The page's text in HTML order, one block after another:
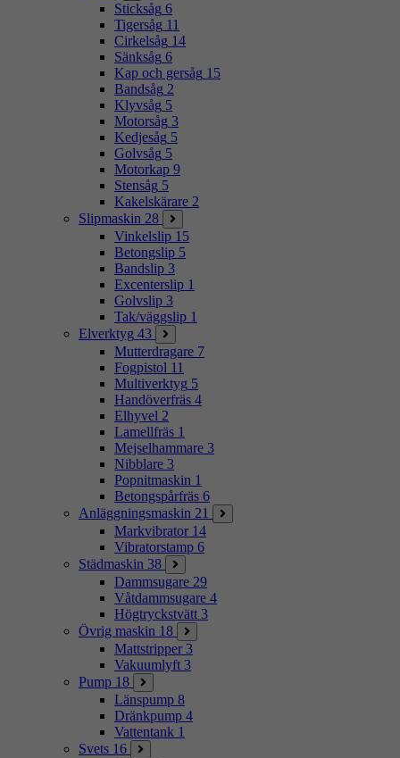
Sticksåg 6
Tigersåg 11
Cirkelsåg 14
Sänksåg 6
Kap och gersåg 15
Bandsåg 2
Klyvsåg 5
Motorsåg 3
Kedjesåg 5
Golvsåg 5
Motorkap 9
Stensåg 5
Kakelskärare 2
Slipmaskin 28
Vinkelslip 15
Betongslip 5
Bandslip 3
Excenterslip 1
Golvslip 3
Tak/väggslip 1
Elverktyg 43
Mutterdragare 7
Fogpistol 11
Multiverktyg 5
Handöverfräs 4
Elhyvel 2
Lamellfräs 1
Mejselhammare 3
Nibblare 3
Popnitmaskin 1
Betongspårfräs 6
Anläggningsmaskin 21
Markvibrator 14
Vibratorstamp 6
Städmaskin 38
Dammsugare 29
Våtdammsugare 4
Högtryckstvätt 3
Övrig maskin 18
Mattstripper 3
Vakuumlyft 3
Pump 18
Länspump 8
Dränkpump 4
Vattentank 1
Svets 16